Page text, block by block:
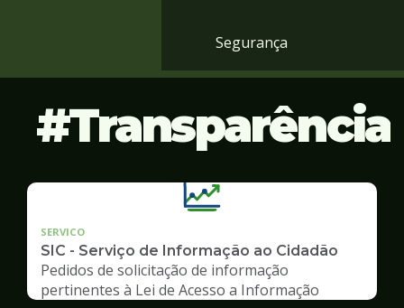
Segurança
Transparência
SERVICO
SIC - Serviço de Informação ao Cidadão
Pedidos de solicitação de informação
pertinentes à Lei de Acesso a Informação